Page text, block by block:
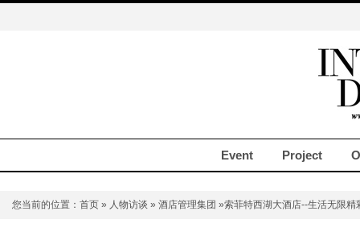
Event Project
您当前的位置： 首页 » 人物访谈 » 酒店管理集团 »索菲特西湖大酒店--生活无限精